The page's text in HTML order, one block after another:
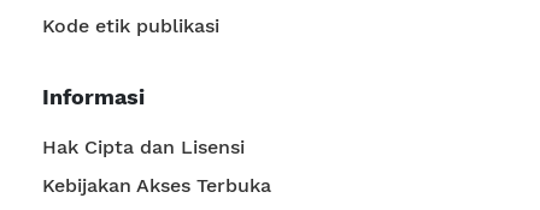
Kode etik publikasi
Informasi
Hak Cipta dan Lisensi
Kebijakan Akses Terbuka